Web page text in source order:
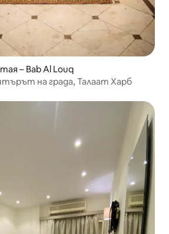
– Bab Al Louq
на града, Талаат Харб